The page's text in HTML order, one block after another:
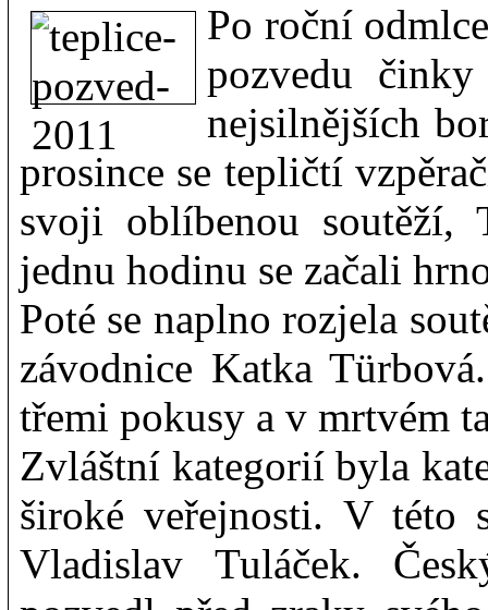
Po roční
pozvedu
nejsilnějších
prosince se tepličtí
svoji oblíbenou soutěží,
jednu hodinu se začali
Poté se naplno rozjela
závodnice Katka
třemi pokusy a v mrtvém
Zvláštní kategorií byla
široké veřejnosti. V této
Vladislav Tuláček.